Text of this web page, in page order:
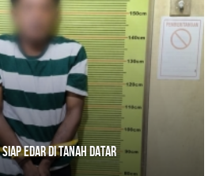
Yunus Batusangkar Diminati Polri, TNI,